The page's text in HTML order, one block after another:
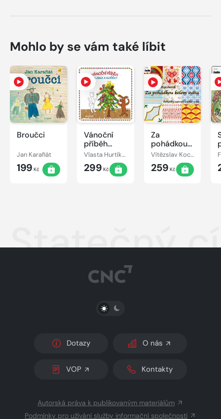
Mohlo by se vám také líbit
Broučci
Jan Karafiát
199 Kč
Vánoční
příběh
pejska a
kočičky
Vlasta Hurtíková
299 Kč
Za
pohádkou
kolem
světa
Vítězslav Kocourek
259 Kč
Statečný
PŘEPNOUT SVĚTLÝ/TMAVÝ REŽIM
Dotazy O nás
VOP Kontakty
Autorská práva k publikovaným materiálům
Podmínky pro užívání služby informační společnosti